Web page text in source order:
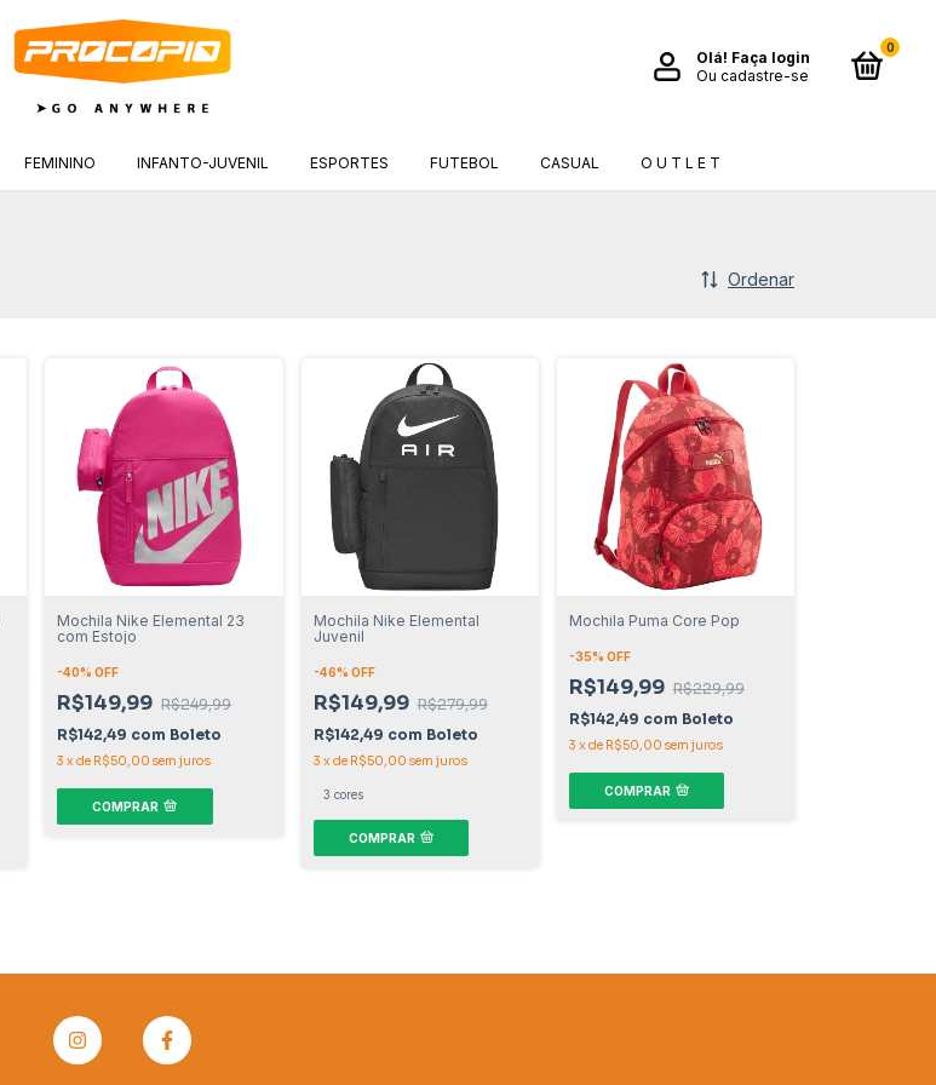
Olá! Faça login
Ou cadastre-se
0
FEMININO INFANTO-JUVENIL ESPORTES FUTEBOL CASUAL O U T L E T
Ordenar
Mochila Nike Elemental 23
com Estojo
-40% OFF
R$149,99 R$249,99
R$142,49 com Boleto
3 xde R$50,00 sem juros
COMPRAR
Mochila Nike Elemental
Juvenil
-46% OFF
R$149,99 R$279,99
R$142,49 com Boleto
3 x de R$50,00 sem juros
3 cores
COMPRAR
Mochila Puma Core Pop
-35% OFF
R$149,99 R$229,99
R$142,49 com Boleto
3 x de R$50,00 sem juros
COMPRAR